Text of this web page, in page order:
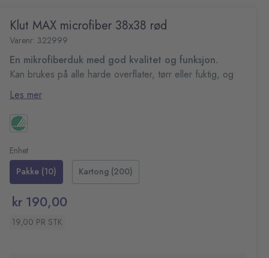
Klut MAX microfiber 38x38 rød
Varenr: 322999
En mikrofiberduk med god kvalitet og funksjon.
Kan brukes på alle harde overflater, tørr eller fuktig, og
rengjør effektivt kun med vann uten å ripe overflaten.
Kluten beholder sin funksjon etter 500 maskinvasker og
krymper max 6 %. Vi anbefaler at kluten vanligvis vaskes
på 60 °C, noe som er mer skånsomt for miljøet. Vask på
90 °C kun ved behov.
Slitesterk mikrofiberklut
Les mer
Enhet
Pakke (10)
Kartong (200)
kr 190,00
19,00 PR STK